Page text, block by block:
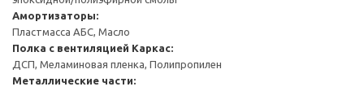
Амортизаторы:
Пластмасса АБС, Масло
Полка с вентиляцией Каркас:
ДСП, Меламиновая пленка, Полипропилен
Металлические части: